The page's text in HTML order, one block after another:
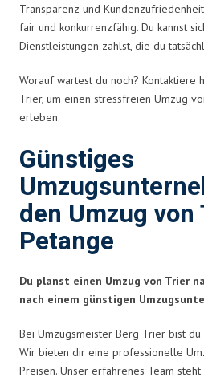
Transparenz und
fair und konkurrenzfähig. Du kannst
Dienstleistungen zahlst, die du
Worauf wartest du noch? Kontaktiere
Trier, um einen stressfreien Umzug
erleben.
Günstiges
den Umzug
Petange
Du planst einen Umzug von Trier
nach einem günstigen
Bei Umzugsmeister Berg Trier bist
Wir bieten dir eine professionelle
Preisen. Unser erfahrenes Team